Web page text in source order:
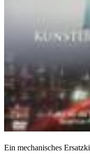
Ein mechanisches